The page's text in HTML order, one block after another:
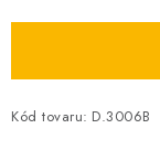
Zľavy pre profíkov
Kód tovaru: D.3006B